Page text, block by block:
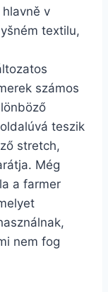
v
textilu,
számos
teszik
stretch,
Még
a farmer
nem fog